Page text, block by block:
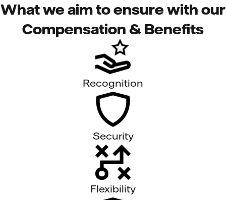
What we aim to ensure with our
Compensation & Benefits
Recognition
Security
Flexibility